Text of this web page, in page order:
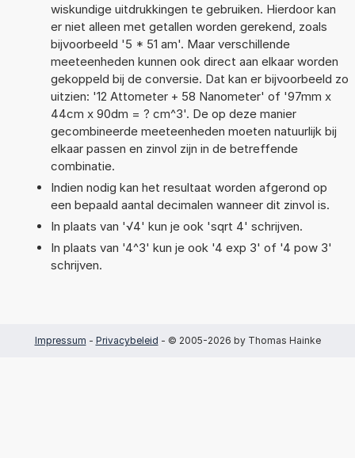
wiskundige uitdrukkingen te gebruiken. Hierdoor kan
er niet alleen met getallen worden gerekend, zoals
bijvoorbeeld '5 * 51 am'. Maar verschillende
meeteenheden kunnen ook direct aan elkaar worden
gekoppeld bij de conversie. Dat kan er bijvoorbeeld zo
uitzien: '12 Attometer + 58 Nanometer' of '97mm x
44cm x 90dm = ? cm^3'. De op deze manier
gecombineerde meeteenheden moeten natuurlijk bij
elkaar passen en zinvol zijn in de betreffende
combinatie.
Indien nodig kan het resultaat worden afgerond op
een bepaald aantal decimalen wanneer dit zinvol is.
In plaats van '√4' kun je ook 'sqrt 4' schrijven.
In plaats van '4^3' kun je ook '4 exp 3' of '4 pow 3'
schrijven.
Impressum - Privacybeleid - © 2005-2026 by Thomas Hainke